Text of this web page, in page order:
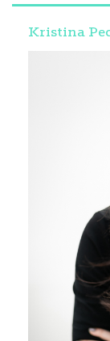
Kristina